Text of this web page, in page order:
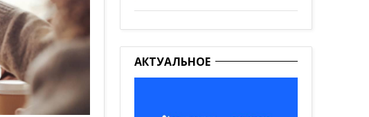
АКТУАЛЬНОЕ